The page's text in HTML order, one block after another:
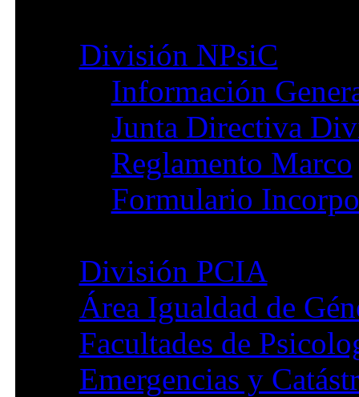
División NPsiC
Información
Junta Directiva
Reglamento Marco
Formulario
División PCIA
Área Igualdad de
Facultades de
Emergencias y